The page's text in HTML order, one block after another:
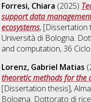
Forresi, Chiara (2025)
support data
ecosystems, [Dissertation
Università di Bologna.
and computation, 36 Ciclo.
Lorenz, Gabriel Matias
theoretic methods for the
[Dissertation thesis],
Bologna. Dottorato di